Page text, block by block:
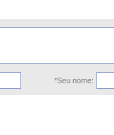
*Seu nome: